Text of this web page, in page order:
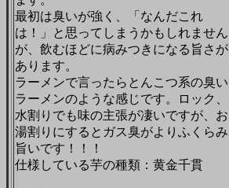
最初は臭いが強く、「なんだこれ
は！」と思ってしまうかもしれません
が、飲むほどに病みつきになる旨さが
あります。
ラーメンで言ったらとんこつ系の臭い
ラーメンのような感じです。ロック、
水割りでも味の主張が凄いですが、お
湯割りにするとガス臭がよりふくらみ
旨いです！！！
仕様している芋の種類：黄金千貫